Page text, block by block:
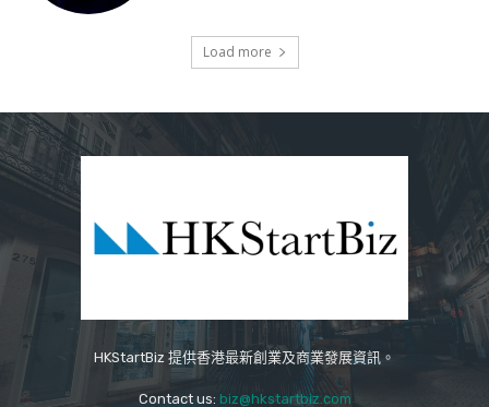
Load more
HKStartBiz 提供香港最新創業及商業發展資訊。
Contact us: biz@hkstartbiz.com